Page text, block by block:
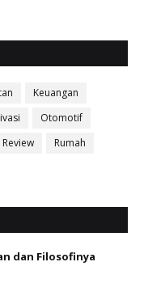
Keuangan
Otomotif
Review
Rumah
dan Filosofinya